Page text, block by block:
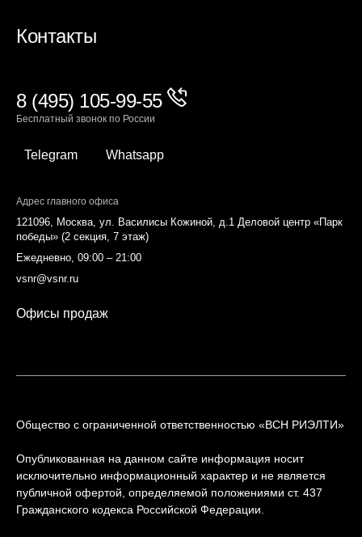
Контакты
8 (495) 105-99-55
Бесплатный звонок по России
Telegram Whatsapp
Адрес главного офиса
121096, Москва, ул. Василисы Кожиной, д.1 Деловой центр «Парк
победы» (2 секция, 7 этаж)
Ежедневно, 09:00 – 21:00
vsnr@vsnr.ru
Офисы продаж
Общество с ограниченной ответственностью «ВСН РИЭЛТИ»
Опубликованная на данном сайте информация носит
исключительно информационный характер и не является
публичной офертой, определяемой положениями ст. 437
Гражданского кодекса Российской Федерации.